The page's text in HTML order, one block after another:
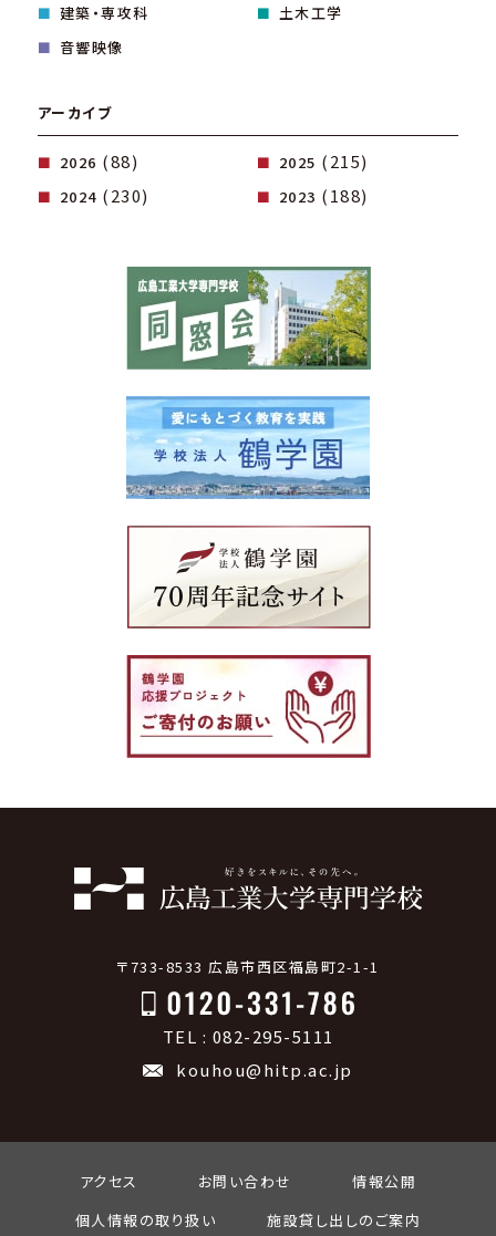
建築・専攻科
土木工学
音響映像
アーカイブ
2026 (88) 2025 (215)
2024 (230) 2023 (188)
〒733-8533 広島市西区福島町2-1-1
TEL : 082-295-5111
kouhou@hitp.ac.jp
アクセス お問い合わせ
情報公開
個人情報の取り扱い
施設貸し出しのご案内